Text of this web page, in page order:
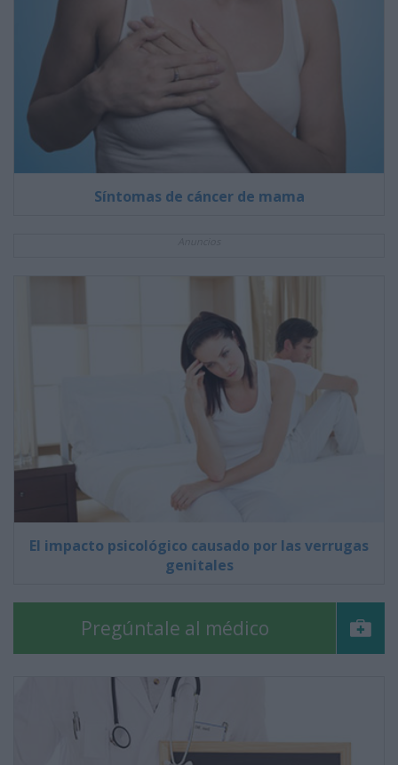
Síntomas de cáncer de mama
El impacto psicológico causado por las verrugas
genitales
Pregúntale al médico